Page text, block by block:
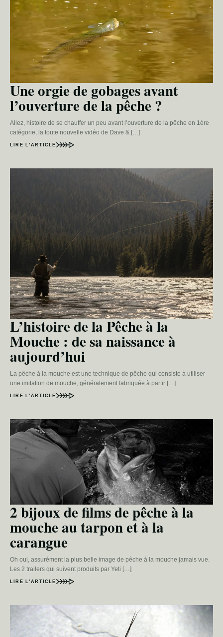
Une orgie de gobages avant
l’ouverture de la pêche ?
Allez, histoire de se chauffer un peu avant l’ouverture de la pêche en 1ère
catégorie, la toute nouvelle vidéo de Dave & […]
LIRE L’ARTICLE
L’histoire de la Pêche à la
Mouche : de sa naissance à
aujourd’hui
La pêche à la mouche est une technique de pêche qui consiste à utiliser
une imitation de mouche, généralement fabriquée à partir […]
LIRE L’ARTICLE
2 bijoux de films de pêche à la
mouche au tarpon et à la
carangue
Oh oui, assurément la plus belle image de pêche à la mouche jamais vue.
Les 2 trailers qui suivent produits par Yeti […]
LIRE L’ARTICLE